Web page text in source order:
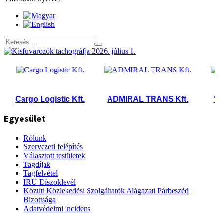
Cargo Logistic Kft. ADMIRAL TRANS Kft.
Egyesület
Rólunk
Szervezeti felépítés
Választott testületek
Tagdíjak
Tagfelvétel
IRU Díszoklevél
Közúti Közlekedési Szolgáltatók Alágazati Párbeszéd
Bizottsága
Adatvédelmi incidens